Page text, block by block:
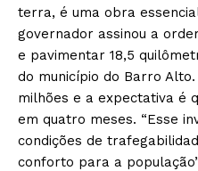
terra, é uma obra
governador assinou a
e pavimentar 18,5
do município do Barro
milhões e a expectativa é
em quatro meses. “Esse
condições de
conforto para a